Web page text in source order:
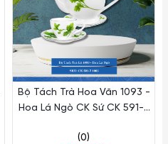
Bộ Tách Trà Hoa Văn 1093 -
Hoa Lá Ngò CK Sứ CK 591-7
(0)